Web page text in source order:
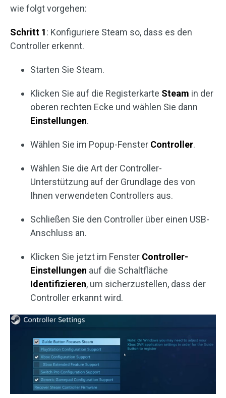
wie folgt vorgehen:
Schritt 1: Konfiguriere Steam so, dass es den
Controller erkennt.
Starten Sie Steam.
Klicken Sie auf die Registerkarte Steam in der
oberen rechten Ecke und wählen Sie dann
Einstellungen.
Wählen Sie im Popup-Fenster Controller.
Wählen Sie die Art der Controller-
Unterstützung auf der Grundlage des von
Ihnen verwendeten Controllers aus.
Schließen Sie den Controller über einen USB-
Anschluss an.
Klicken Sie jetzt im Fenster Controller-
Einstellungen auf die Schaltfläche
Identifizieren, um sicherzustellen, dass der
Controller erkannt wird.